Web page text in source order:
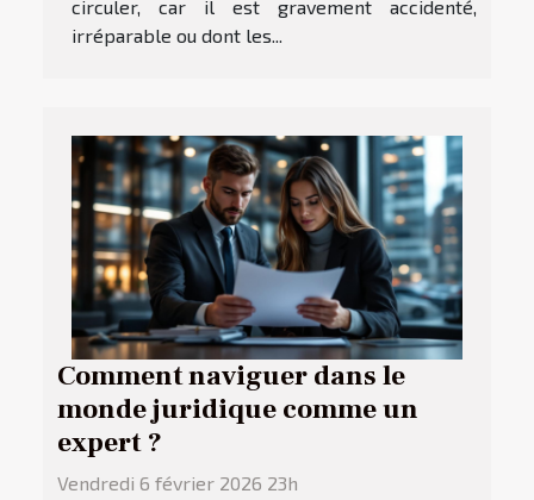
circuler, car il est gravement accidenté,
irréparable ou dont les...
Comment naviguer dans le
monde juridique comme un
expert ?
Vendredi 6 février 2026 23h